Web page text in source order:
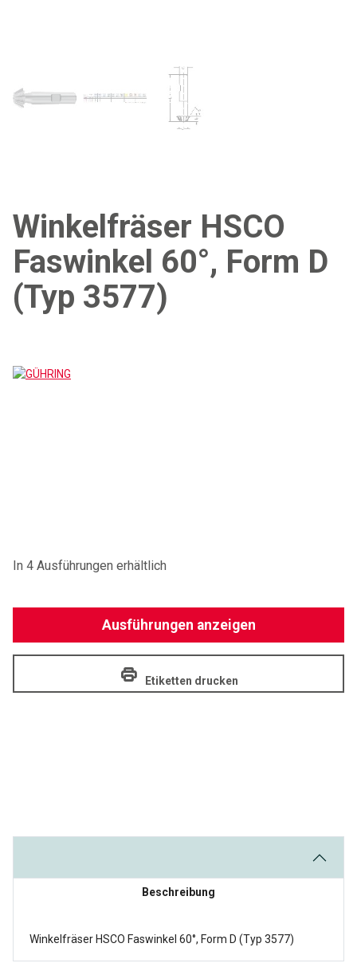
Winkelfräser HSCO
Faswinkel 60°, Form D
(Typ 3577)
In 4 Ausführungen erhältlich
Ausführungen anzeigen
Etiketten drucken
Beschreibung
Winkelfräser HSCO Faswinkel 60°, Form D (Typ 3577)